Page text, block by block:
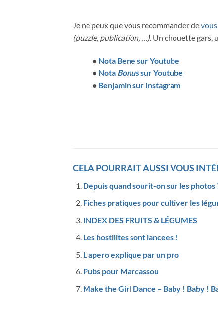
Je ne peux que vous recommander de
(puzzle, publication, …). Un chouette gars,
• Nota Bene sur Youtube
• Nota Bonussur Youtube
• Benjamin sur Instagram
CELA POURRAIT AUSSI VOUS
Depuis quand sourit-on sur les photos
Fiches pratiques pour cultiver les
INDEX DES FRUITS & LÉGUMES
Les hostilites sont lancees !
L apero explique par un pro
Pubs pour Marcassou
Make the Girl Dance – Baby ! Baby !